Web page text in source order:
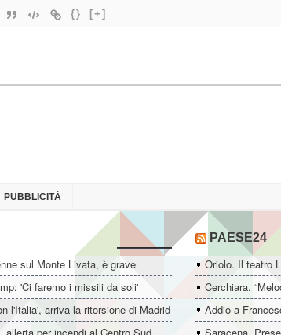
{} [+]
PUBBLICITÀ
sul Monte Livata, è grave
'Ci faremo i missili da soli'
l'Italia', arriva la ritorsione di Madrid
PAESE24
Oriolo. Il teatro
Cerchiara.
Addio a